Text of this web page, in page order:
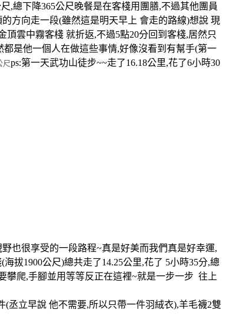
,總下降365公尺晚餐是在客棧用團膳,不過其他團員
方向走一段(雖然這是明天早上 會走的路線)想說 現
雲中霧客棧 就折返,不過5點20分回到客棧,居然只
是他一個人在做這些事情,好像沒看到有幫手(第一
尺ps:第一天武功山徒步~~走了16.18公里,花了6小時30
也很享受的一段路程~真是好美而我們真是好幸運,
拔1900公尺)總共走了14.25公里,花了 5小時35分,總
攀爬,手腳並用等等反正在這裡~就是一步一步 往上
丞立早說 他不需要,所以只帶一件羽絨衣),羊毛襪2雙